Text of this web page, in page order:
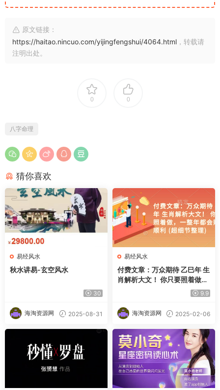
原文链接：
https://haitao.nincuo.com/yijingfengshui/4064.html ，转载请
注明出处。
0 0
八字命理
猜你喜欢
易经风水
秋水讲易-玄空风水
30
海淘资源网 2025-08-31
易经风水
付费文章：万众期待 乙巳年 生
肖解析大文！ 你只要照着做，
一整年都会财福顺利 (超细节9.9
海淘资源网 2025-02-06